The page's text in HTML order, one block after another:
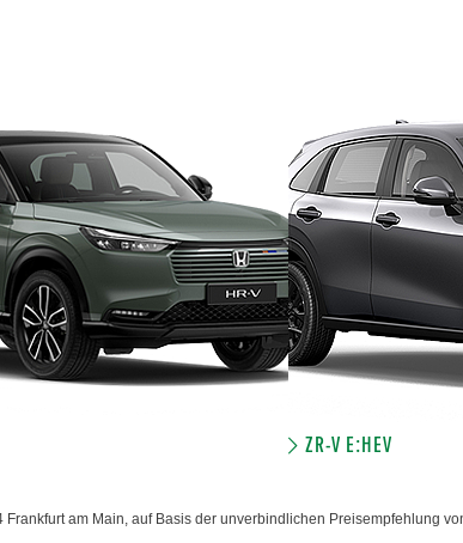
ZR-V E:HEV
am Main, auf Basis der unverbindlichen Preisempfehlung